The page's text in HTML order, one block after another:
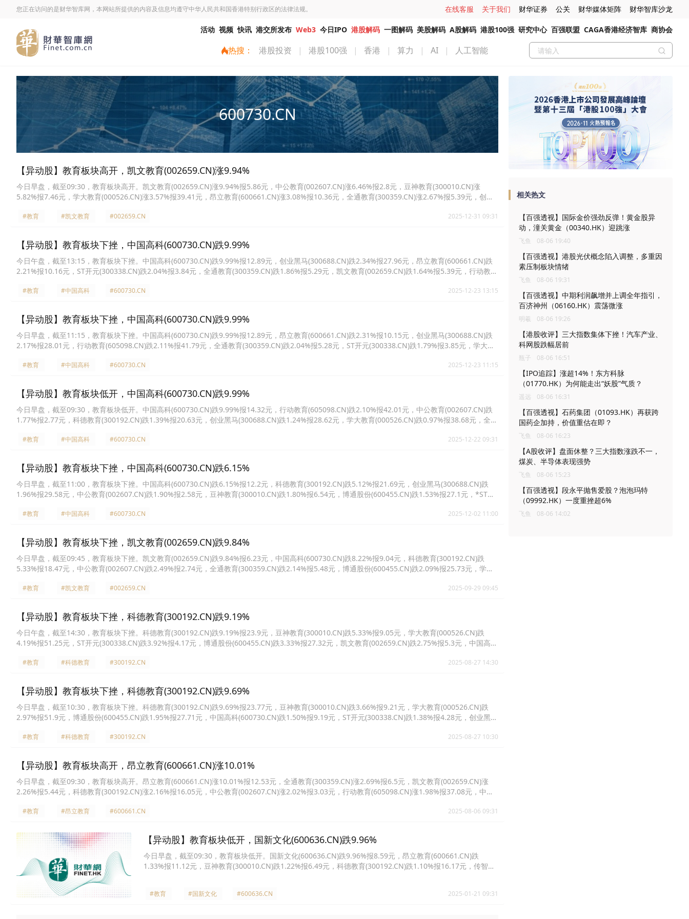
您正在访问的是财华智库网，本网站所提供的内容及信息均遵守中华人民共和国香港特别行政区的法律法规。 在线客服 关于我们 财华证券 公关 财华媒体矩阵 财华智库沙龙
活动 视频 快讯 港交所发布 Web3 今日IPO 港股解码 一图解码 美股解码 A股解码 港股100强 研究中心 百强联盟 CAGA香港经济智库 商协会
热搜： 港股投资 | 港股100强 | 香港 | 算力 | AI | 人工智能
600730.CN
【异动股】教育板块高开，凯文教育(002659.CN)涨9.94%
今日早盘，截至09:30，教育板块高开。凯文教育(002659.CN)涨9.94%报5.86元，中公教育(002607.CN)涨6.46%报2.8元，豆神教育(300010.CN)涨
5.82%报7.46元，学大教育(000526.CN)涨3.57%报39.41元，昂立教育(600661.CN)涨3.08%报10.36元，全通教育(300359.CN)涨2.67%报5.39元，创业
#教育 #凯文教育 #002659.CN 2025-12-31 09:31
【异动股】教育板块下挫，中国高科(600730.CN)跌9.99%
今日午盘，截至13:15，教育板块下挫。中国高科(600730.CN)跌9.99%报12.89元，创业黑马(300688.CN)跌2.34%报27.96元，昂立教育(600661.CN)跌
2.21%报10.16元，ST开元(300338.CN)跌2.04%报3.84元，全通教育(300359.CN)跌1.86%报5.29元，凯文教育(002659.CN)跌1.64%报5.39元，行动教育
#教育 #中国高科 #600730.CN 2025-12-23 13:15
【异动股】教育板块下挫，中国高科(600730.CN)跌9.99%
今日早盘，截至11:15，教育板块下挫。中国高科(600730.CN)跌9.99%报12.89元，昂立教育(600661.CN)跌2.31%报10.15元，创业黑马(300688.CN)跌
2.17%报28.01元，行动教育(605098.CN)跌2.11%报41.79元，全通教育(300359.CN)跌2.04%报5.28元，ST开元(300338.CN)跌1.79%报3.85元，学大教
#教育 #中国高科 #600730.CN 2025-12-23 11:15
【异动股】教育板块低开，中国高科(600730.CN)跌9.99%
今日早盘，截至09:30，教育板块低开。中国高科(600730.CN)跌9.99%报14.32元，行动教育(605098.CN)跌2.10%报42.01元，中公教育(002607.CN)跌
1.77%报2.77元，科德教育(300192.CN)跌1.39%报20.63元，创业黑马(300688.CN)跌1.24%报28.62元，学大教育(000526.CN)跌0.97%报38.68元，全通
#教育 #中国高科 #600730.CN 2025-12-22 09:31
【异动股】教育板块下挫，中国高科(600730.CN)跌6.15%
今日早盘，截至11:00，教育板块下挫。中国高科(600730.CN)跌6.15%报12.2元，科德教育(300192.CN)跌5.12%报21.69元，创业黑马(300688.CN)跌
1.96%报29.58元，中公教育(002607.CN)跌1.90%报2.58元，豆神教育(300010.CN)跌1.80%报6.54元，博通股份(600455.CN)跌1.53%报27.1元，*ST传
#教育 #中国高科 #600730.CN 2025-12-02 11:00
【异动股】教育板块下挫，凯文教育(002659.CN)跌9.84%
今日早盘，截至09:45，教育板块下挫。凯文教育(002659.CN)跌9.84%报6.23元，中国高科(600730.CN)跌8.22%报9.04元，科德教育(300192.CN)跌
5.33%报18.47元，中公教育(002607.CN)跌2.49%报2.74元，全通教育(300359.CN)跌2.14%报5.48元，博通股份(600455.CN)跌2.09%报25.73元，学大
#教育 #凯文教育 #002659.CN 2025-09-29 09:45
【异动股】教育板块下挫，科德教育(300192.CN)跌9.19%
今日午盘，截至14:30，教育板块下挫。科德教育(300192.CN)跌9.19%报23.9元，豆神教育(300010.CN)跌5.33%报9.05元，学大教育(000526.CN)跌
4.19%报51.25元，ST开元(300338.CN)跌3.92%报4.17元，博通股份(600455.CN)跌3.33%报27.32元，凯文教育(002659.CN)跌2.75%报5.3元，中国高科
#教育 #科德教育 #300192.CN 2025-08-27 14:30
【异动股】教育板块下挫，科德教育(300192.CN)跌9.69%
今日早盘，截至10:30，教育板块下挫。科德教育(300192.CN)跌9.69%报23.77元，豆神教育(300010.CN)跌3.66%报9.21元，学大教育(000526.CN)跌
2.97%报51.9元，博通股份(600455.CN)跌1.95%报27.71元，中国高科(600730.CN)跌1.50%报9.19元，ST开元(300338.CN)跌1.38%报4.28元，创业黑马
#教育 #科德教育 #300192.CN 2025-08-27 10:30
【异动股】教育板块高开，昂立教育(600661.CN)涨10.01%
今日早盘，截至09:30，教育板块高开。昂立教育(600661.CN)涨10.01%报12.53元，全通教育(300359.CN)涨2.69%报6.5元，凯文教育(002659.CN)涨
2.26%报5.44元，科德教育(300192.CN)涨2.16%报16.05元，中公教育(002607.CN)涨2.02%报3.03元，行动教育(605098.CN)涨1.98%报37.08元，中国
#教育 #昂立教育 #600661.CN 2025-08-06 09:31
【异动股】教育板块低开，国新文化(600636.CN)跌9.96%
今日早盘，截至09:30，教育板块低开。国新文化(600636.CN)跌9.96%报8.59元，昂立教育(600661.CN)跌
1.33%报11.12元，豆神教育(300010.CN)跌1.22%报6.49元，科德教育(300192.CN)跌1.10%报16.17元，传智教
#教育 #国新文化 #600636.CN 2025-01-21 09:31
相关热文
【百强透视】国际金价强劲反弹！黄金股异
动，潼关黄金（00340.HK）迎跳涨
飞鱼 08-06 19:40
【百强透视】港股光伏概念陷入调整，多重因
素压制板块情绪
飞鱼 08-06 19:31
【百强透视】中期利润飙增并上调全年指引，
百济神州（06160.HK）震荡微涨
明羲 08-06 19:26
【港股收评】三大指数集体下挫！汽车产业、
科网股跌幅居前
瓶子 08-06 16:51
【IPO追踪】涨超14%！东方科脉
（01770.HK）为何能走出“妖股”气质？
遥远 08-06 16:31
【百强透视】石药集团（01093.HK）再获跨
国药企加持，价值重估在即？
飞鱼 08-06 16:23
【A股收评】盘面休整？三大指数涨跌不一，
煤炭、半导体表现强势
飞鱼 08-06 15:23
【百强透视】段永平抛售爱股？泡泡玛特
（09992.HK）一度重挫超6%
飞鱼 08-06 14:02